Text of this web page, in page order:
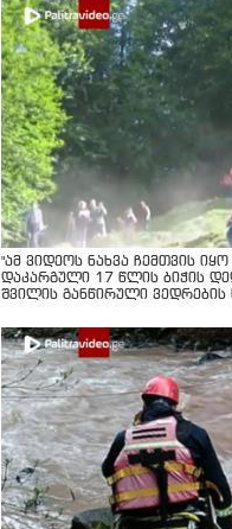
"ამ ვიდეოს ნახვა ჩემთვის
დაკარგული 17 წლის ბიჭის
შვილის განწირული ვედრების